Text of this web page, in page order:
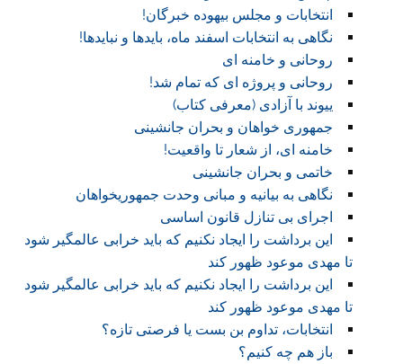
انتخابات و مجلس بیهوده خبرگان!
نگاهی به انتخابات اسفند ماه، بایدها و نبایدها!
روحانی و خامنه ای
روحانی و پروژه ای که تمام شد!
ییوند با آزادی (معرفی کتاب)
جمهوری خواهان و بحران جانشینی
خامنه ای، از شعار تا واقعیت!
خاتمی و بحران جانشینی
نگاهی به بیانیه و مبانی وحدت جمهوریخواهان
اجرای بی تنازل قانون اساسی
این برداشت را ایجاد نکنیم که باید خرابی عالمگیر شود
تا مهدی موعود ظهور کند
این برداشت را ایجاد نکنیم که باید خرابی عالمگیر شود
تا مهدی موعود ظهور کند
انتخابات، تداوم بن بست یا فرصتی تازه؟
باز هم چه کنیم؟